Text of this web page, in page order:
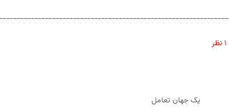
۱ نظر
یک جهان تعامل